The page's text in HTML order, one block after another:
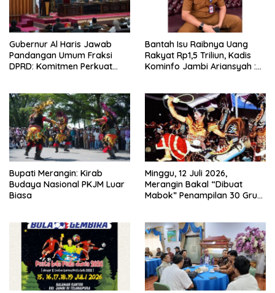
Gubernur Al Haris Jawab
Pandangan Umum Fraksi
DPRD: Komitmen Perkuat
Bantah Isu Raibnya Uang
Rakyat Rp1,5 Triliun, Kadis
Kominfo Jambi Ariansyah :
Sejak 2002
Bupati Merangin: Kirab
Budaya Nasional PKJM Luar
Biasa
Minggu, 12 Juli 2026,
Merangin Bakal “Dibuat
Mabok” Penampilan 30 Grup